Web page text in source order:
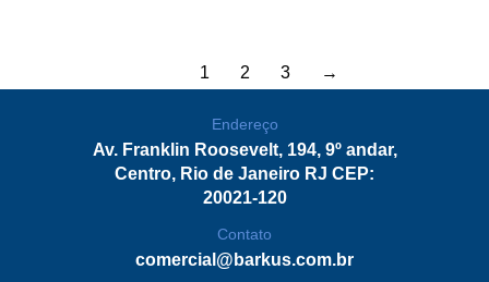
1 2 3 →
Endereço
Av. Franklin Roosevelt, 194, 9º andar,
Centro, Rio de Janeiro RJ CEP:
20021-120
Contato
comercial@barkus.com.br